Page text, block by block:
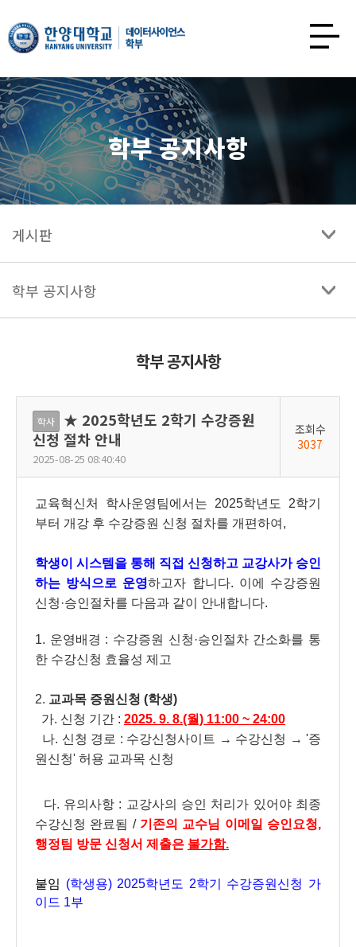
한양대학교
데이터사이언스학과
열기
학부 공지사항
게시판
학부 공지사항
학부 공지사항
학사
★ 2025학년도 2학기 수강증원
신청 절차 안내
2025-08-25 08:40:40
조회수
3037
교육혁신처 학사운영팀에서는 2025학년도 2학기
부터 개강 후 수강증원 신청 절차를 개편하여,
학생이 시스템을 통해 직접 신청하고 교강사가 승인
하는 방식으로 운영하고자 합니다. 이에 수강증원
신청·승인절차를 다음과 같이 안내합니다.
1. 운영배경 : 수강증원 신청·승인절차 간소화를 통
한 수강신청 효율성 제고
2. 교과목 증원신청 (학생)
가. 신청 기간 : 2025. 9. 8.(월) 11:00 ~ 24:00
나. 신청 경로 : 수강신청사이트 → 수강신청 → '증
원신청' 허용 교과목 신청
다. 유의사항 : 교강사의 승인 처리가 있어야 최종
수강신청 완료됨 / 기존의 교수님 이메일 승인요청,
행정팀 방문 신청서 제출은 불가함.
붙임 (학생용) 2025학년도 2학기 수강증원신청 가
이드 1부